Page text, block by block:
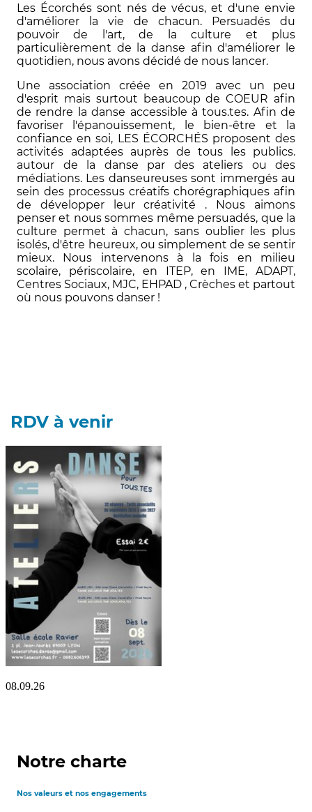
Les Écorchés sont nés de vécus, et d'une envie
d'améliorer la vie de chacun. Persuadés du
pouvoir de l'art, de la culture et plus
particulièrement de la danse afin d'améliorer le
quotidien, nous avons décidé de nous lancer.
Une association créée en 2019 avec un peu
d'esprit mais surtout beaucoup de COEUR afin
de rendre la danse accessible à tous.tes. Afin de
favoriser l'épanouissement, le bien-être et la
confiance en soi, LES ÉCORCHÉS proposent des
activités adaptées auprès de tous les publics.
autour de la danse par des ateliers ou des
médiations. Les danseureuses sont immergés au
sein des processus créatifs chorégraphiques afin
de développer leur créativité . Nous aimons
penser et nous sommes même persuadés, que la
culture permet à chacun, sans oublier les plus
isolés, d'être heureux, ou simplement de se sentir
mieux. Nous intervenons à la fois en milieu
scolaire, périscolaire, en ITEP, en IME, ADAPT,
Centres Sociaux, MJC, EHPAD , Crèches et partout
où nous pouvons danser !
RDV à venir
08.09.26
Notre charte
Nos valeurs et nos engagements